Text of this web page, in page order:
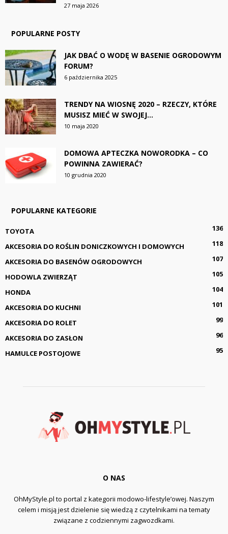
27 maja 2026
POPULARNE POSTY
JAK DBAĆ O WODĘ W BASENIE OGRODOWYM
FORUM?
6 października 2025
TRENDY NA WIOSNĘ 2020 – RZECZY, KTÓRE
MUSISZ MIEĆ W SWOJEJ...
10 maja 2020
DOMOWA APTECZKA NOWORODKA – CO
POWINNA ZAWIERAĆ?
10 grudnia 2020
POPULARNE KATEGORIE
TOYOTA
136
AKCESORIA DO ROŚLIN DONICZKOWYCH I DOMOWYCH
118
AKCESORIA DO BASENÓW OGRODOWYCH
107
HODOWLA ZWIERZĄT
105
HONDA
104
AKCESORIA DO KUCHNI
101
AKCESORIA DO ROLET
99
AKCESORIA DO ZASŁON
96
HAMULCE POSTOJOWE
95
O NAS
OhMyStyle.pl to portal z kategorii modowo-lifestyle’owej. Naszym
celem i misją jest dzielenie się wiedzą z czytelnikami na tematy
związane z codziennymi zagwozdkami.